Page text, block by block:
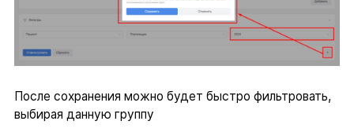
После сохранения можно будет быстро фильтровать,
выбирая данную группу